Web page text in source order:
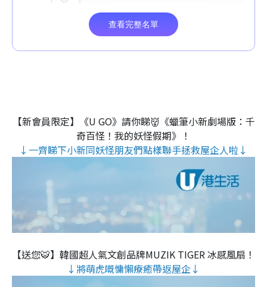
【新會員限定】《U GO》請你睇👹《蠟筆小新劇場版：千
奇百怪！我的妖怪假期》！
↓一齊睇下小新同妖怪朋友們點樣聯手拯救屋企人啦↓
【送您🐯】韓國超人氣文創品牌MUZIK TIGER 冰感風扇！
↓將萌虎嘅慵懶療癒帶返屋企↓